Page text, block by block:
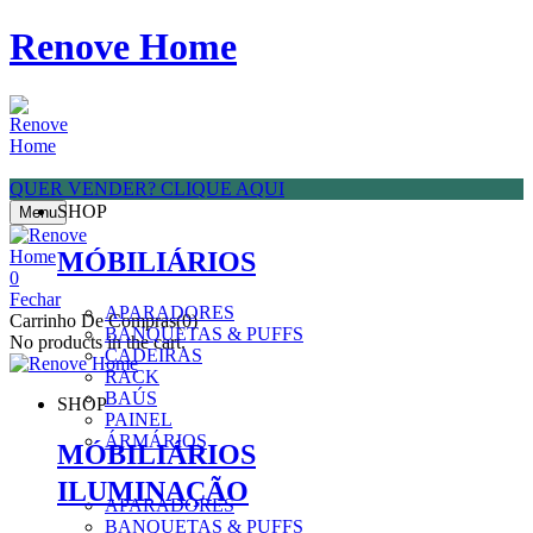
Renove Home
SHOP
MÓBILIÁRIOS
APARADORES
BANQUETAS & PUFFS
CADEIRAS
RACK
BAÚS
PAINEL
ÁRMÁRIOS
ILUMINAÇÃO
QUER VENDER? CLIQUE AQUI
Menu
0
Fechar
Carrinho De Compras(0)
No products in the cart.
SHOP
MÓBILIÁRIOS
APARADORES
BANQUETAS & PUFFS